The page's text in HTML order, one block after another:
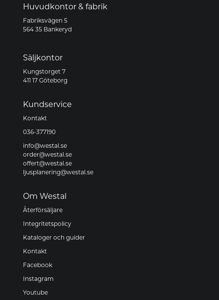
Huvudkontor & fabrik
Fabriksvägen 5
564 35 Bankeryd
Säljkontor
Kungstorget 7
411 17 Göteborg
Kundservice
Kontakt
036-377190
info@westal.se
order@westal.se
offert@westal.se
ljusplanering@westal.se
Om Westal
Återförsäljare
Integritetspolicy
Kataloger och guider
Kontakt
Facebook
Instagram
Youtube